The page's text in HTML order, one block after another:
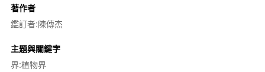
著作者
鑑訂者:陳傳杰
主題與關鍵字
界:植物界